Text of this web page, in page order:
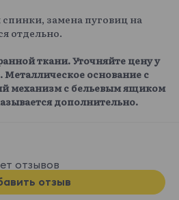
замена пуговиц на
отдельно.
ткани. Уточняйте цену у
Металлическое основание с
механизм с бельевым ящиком
дополнительно.
отзывов
отзыв